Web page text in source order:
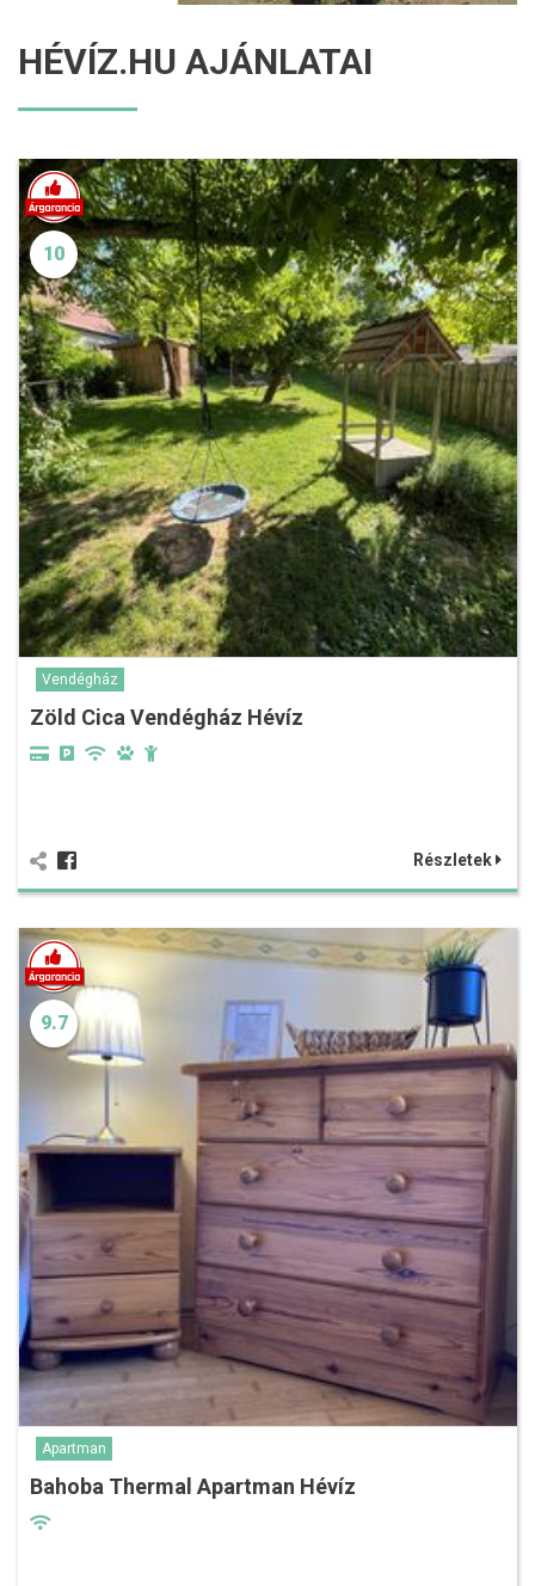
HÉVÍZ.HU AJÁNLATAI
10
Vendégház
Zöld Cica Vendégház Hévíz
Részletek
9.7
Apartman
Bahoba Thermal Apartman Hévíz